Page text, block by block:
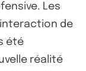
Les
de
été
réalité